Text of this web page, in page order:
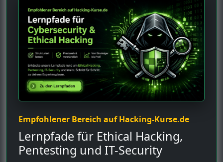
Empfohlener Bereich auf Hacking-Kurse.de
Lernpfade für Ethical Hacking,
Pentesting und IT-Security